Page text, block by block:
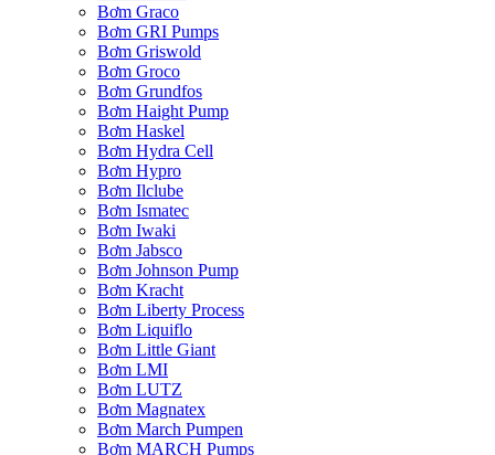
Bơm Graco
Bơm GRI Pumps
Bơm Griswold
Bơm Groco
Bơm Grundfos
Bơm Haight Pump
Bơm Haskel
Bơm Hydra Cell
Bơm Hypro
Bơm Ilclube
Bơm Ismatec
Bơm Iwaki
Bơm Jabsco
Bơm Johnson Pump
Bơm Kracht
Bơm Liberty Process
Bơm Liquiflo
Bơm Little Giant
Bơm LMI
Bơm LUTZ
Bơm Magnatex
Bơm March Pumpen
Bơm MARCH Pumps